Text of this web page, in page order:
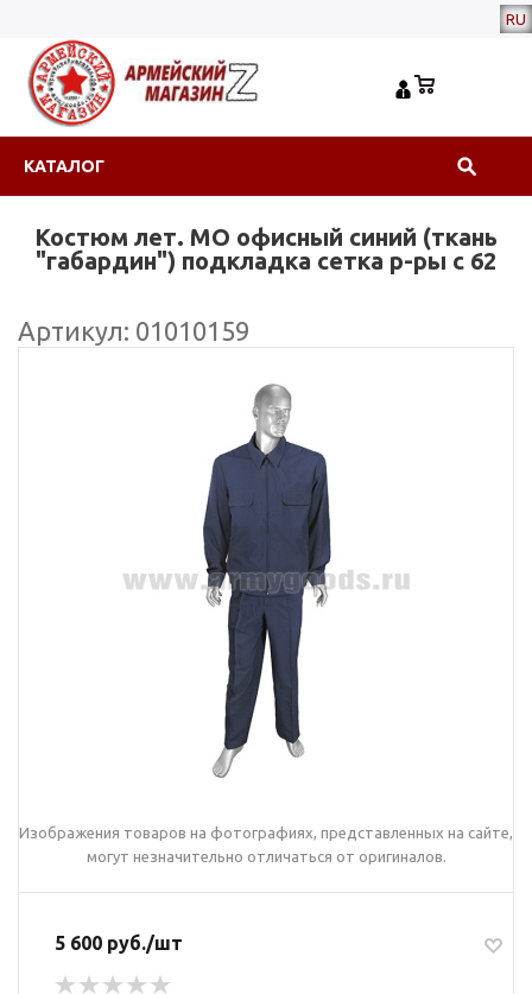
RU
КАТАЛОГ
Костюм лет. МО офисный синий (ткань
"габардин") подкладка сетка р-ры с 62
Артикул: 01010159
Изображения товаров на фотографиях, представленных на сайте,
могут незначительно отличаться от оригиналов.
5 600 руб./шт